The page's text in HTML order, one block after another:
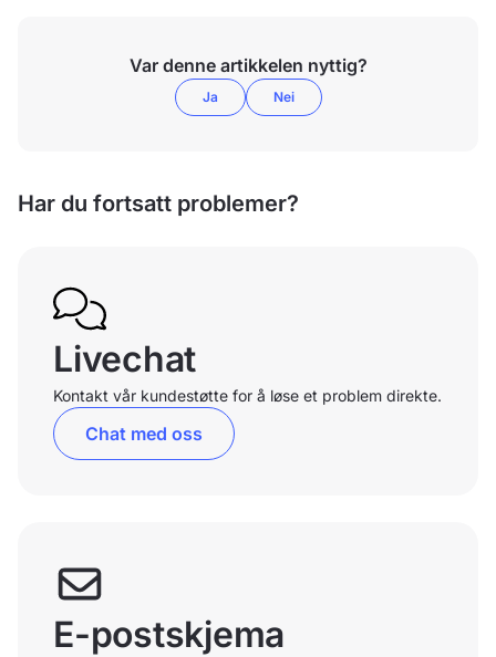
Var denne artikkelen nyttig?
Ja Nei
Har du fortsatt problemer?
Livechat
Kontakt vår kundestøtte for å løse et problem direkte.
Chat med oss
E-postskjema